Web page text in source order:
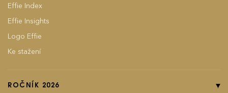
Effie Index
Effie Insights
Logo Effie
Ke stažení
ROČNÍK 2026